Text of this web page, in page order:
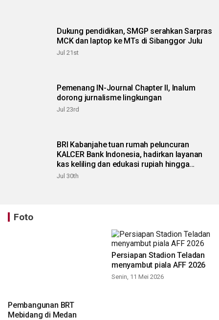
Dukung pendidikan, SMGP serahkan Sarpras
MCK dan laptop ke MTs di Sibanggor Julu
Jul 21st
Pemenang IN-Journal Chapter II, Inalum
dorong jurnalisme lingkungan
Jul 23rd
BRI Kabanjahe tuan rumah peluncuran
KALCER Bank Indonesia, hadirkan layanan
kas keliling dan edukasi rupiah hingga
pelosok Karo
Jul 30th
Foto
Pembangunan BRT
Mebidang di Medan
Persiapan Stadion Teladan
menyambut piala AFF 2026
Senin, 11 Mei 2026